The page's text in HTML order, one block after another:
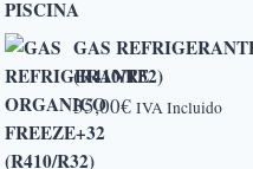
desde
hasta
GAS
(R410/R32)
35,00€ IVA Incluido